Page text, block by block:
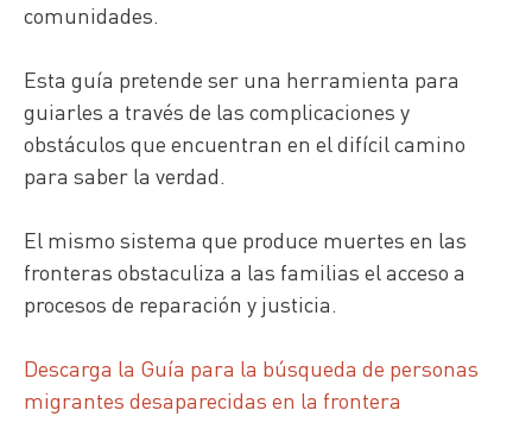
comunidades.
Esta guía pretende ser una herramienta para
guiarles a través de las complicaciones y
obstáculos que encuentran en el difícil camino
para saber la verdad.
El mismo sistema que produce muertes en las
fronteras obstaculiza a las familias el acceso a
procesos de reparación y justicia.
Descarga la Guía para la búsqueda de personas
migrantes desaparecidas en la frontera